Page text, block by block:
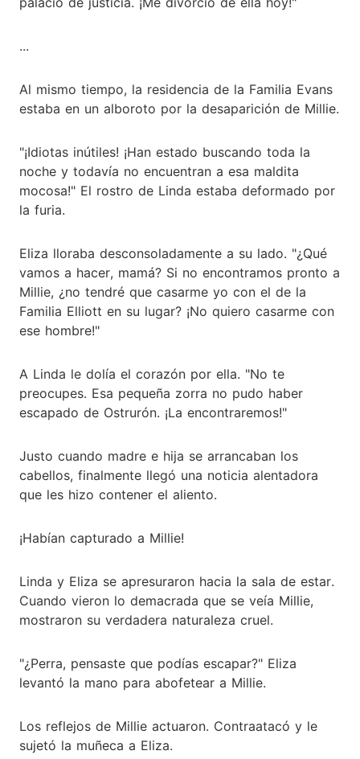
...
Al mismo tiempo, la residencia de la Familia Evans
estaba en un alboroto por la desaparición de Millie.
"¡Idiotas inútiles! ¡Han estado buscando toda la
noche y todavía no encuentran a esa maldita
mocosa!" El rostro de Linda estaba deformado por
la furia.
Eliza lloraba desconsoladamente a su lado. "¿Qué
vamos a hacer, mamá? Si no encontramos pronto a
Millie, ¿no tendré que casarme yo con el de la
Familia Elliott en su lugar? ¡No quiero casarme con
ese hombre!"
A Linda le dolía el corazón por ella. "No te
preocupes. Esa pequeña zorra no pudo haber
escapado de Ostrurón. ¡La encontraremos!"
Justo cuando madre e hija se arrancaban los
cabellos, finalmente llegó una noticia alentadora
que les hizo contener el aliento.
¡Habían capturado a Millie!
Linda y Eliza se apresuraron hacia la sala de estar.
Cuando vieron lo demacrada que se veía Millie,
mostraron su verdadera naturaleza cruel.
"¿Perra, pensaste que podías escapar?" Eliza
levantó la mano para abofetear a Millie.
Los reflejos de Millie actuaron. Contraatacó y le
sujetó la muñeca a Eliza.